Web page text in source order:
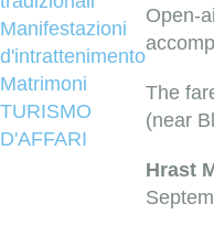
Manifestazioni
d'intrattenimento
Matrimoni
TURISMO
D'AFFARI
Open-
The
(near
Hrast